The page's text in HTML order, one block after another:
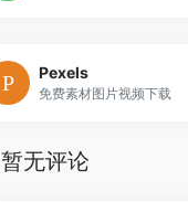
Pexels
免费素材图片视频下载
暂无评论